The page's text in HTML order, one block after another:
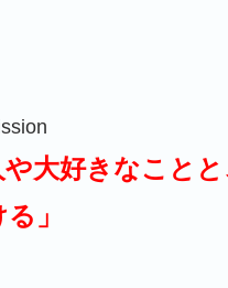
や大好きなこと
る 」